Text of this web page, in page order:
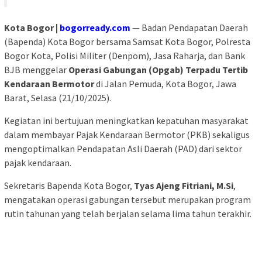
Kota Bogor | bogorready.com — Badan Pendapatan Daerah
(Bapenda) Kota Bogor bersama Samsat Kota Bogor, Polresta
Bogor Kota, Polisi Militer (Denpom), Jasa Raharja, dan Bank
BJB menggelar Operasi Gabungan (Opgab) Terpadu Tertib
Kendaraan Bermotordi Jalan Pemuda, Kota Bogor, Jawa
Barat, Selasa (21/10/2025).
Kegiatan ini bertujuan meningkatkan kepatuhan masyarakat
dalam membayar Pajak Kendaraan Bermotor (PKB) sekaligus
mengoptimalkan Pendapatan Asli Daerah (PAD) dari sektor
pajak kendaraan.
Sekretaris Bapenda Kota Bogor, Tyas Ajeng Fitriani, M.Si,
mengatakan operasi gabungan tersebut merupakan program
rutin tahunan yang telah berjalan selama lima tahun terakhir.